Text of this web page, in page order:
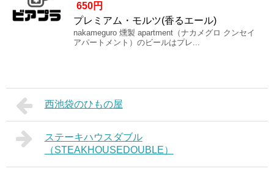
650円
プレミアム・モルツ(香るエール)
nakameguro 燻製 apartment（ナカメグロ クンセイ
アパートメント）のビールはプレ...
西池袋のひもの屋
ステーキハウスダブル
（STEAKHOUSEDOUBLE）